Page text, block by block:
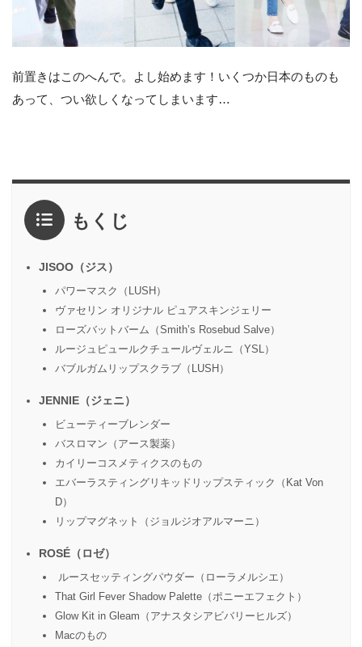
前置きはこのへんで。よし始めます！いくつか日本のものも
あって、つい欲しくなってしまいます…
もくじ
JISOO（ジス）
パワーマスク（LUSH）
ヴァセリン オリジナル ピュアスキンジェリー
ローズバットバーム（Smith’s Rosebud Salve）
ルージュピュールクチュールヴェルニ（YSL）
バブルガムリップスクラブ（LUSH）
JENNIE（ジェニ）
ビューティーブレンダー
バスロマン（アース製薬）
カイリーコスメティクスのもの
エバーラスティングリキッドリップスティック（Kat Von
D）
リップマグネット（ジョルジオアルマーニ）
ROSÉ（ロゼ）
ルースセッティングパウダー（ローラメルシエ）
That Girl Fever Shadow Palette（ポニーエフェクト）
Glow Kit in Gleam（アナスタシアビバリーヒルズ）
Macのもの